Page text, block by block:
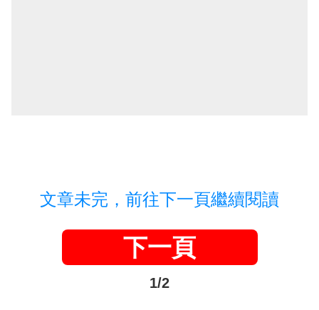
文章未完，前往下一頁繼續閱讀
下一頁
1/2